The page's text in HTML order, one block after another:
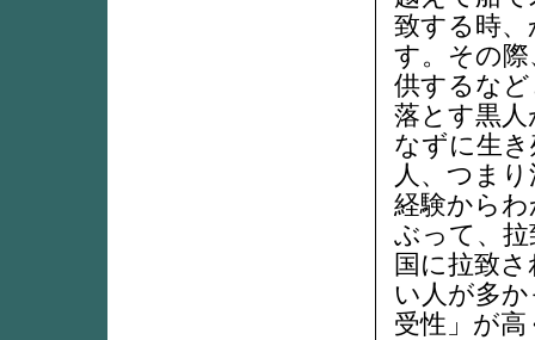
致する時
す。その
供するな
落とす黒
なずに生
人、つま
経験から
ぶって、
国に拉致
い人が多
受性」が